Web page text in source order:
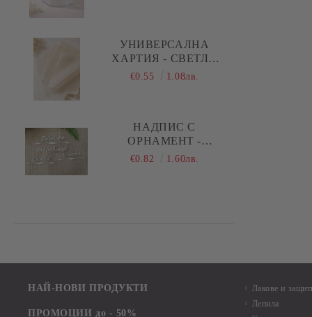
УНИВЕРСАЛНА
ХАРТИЯ - СВЕТЛО
БЕЖОВО - 29,00 Х
€0.55 1.08лв.
НАДПИС С
ОРНАМЕНТ -
БЕБЕШКИ
€0.82 1.60лв.
НАЙ-НОВИ ПРОДУКТИ
ПРОМОЦИИ до - 50%
Лакове и
Лепила